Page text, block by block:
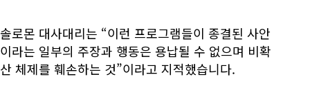
솔로몬 대사대리는 “이런 프로그램들이 종결된 사안
이라는 일부의 주장과 행동은 용납될 수 없으며 비확
산 체제를 훼손하는 것”이라고 지적했습니다.